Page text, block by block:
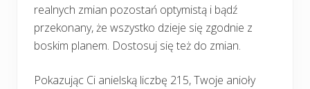
realnych zmian pozostań optymistą i bądź
przekonany, że wszystko dzieje się zgodnie z
boskim planem. Dostosuj się też do zmian.
Pokazując Ci anielską liczbę 215, Twoje anioły